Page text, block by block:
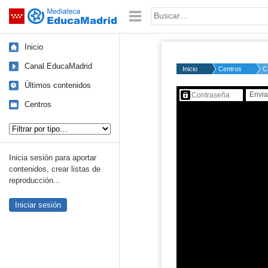
Saltar navegación Palabra o frase:
Inicio
Canal EducaMadrid
Últimos contenidos
Centros
Inicia sesión para aportar
contenidos, crear listas de
reproducción...
Iniciar sesión
Inicio Centros
Contenido protegido…